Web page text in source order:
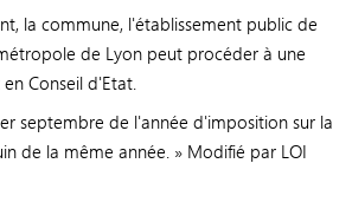
la commune, l'établissement public de
de Lyon peut procéder à une
Conseil d'Etat.
septembre de l'année d'imposition sur la
de la même année. » Modifié par LOI